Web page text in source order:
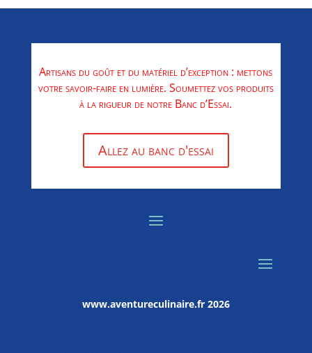
Artisans du goût et du matériel d’exception : mettons
votre savoir-faire en lumière. Soumettez vos produits
à la rigueur de notre Banc d’Essai.
Allez au banc d'essai
www.aventureculinaire.fr2026